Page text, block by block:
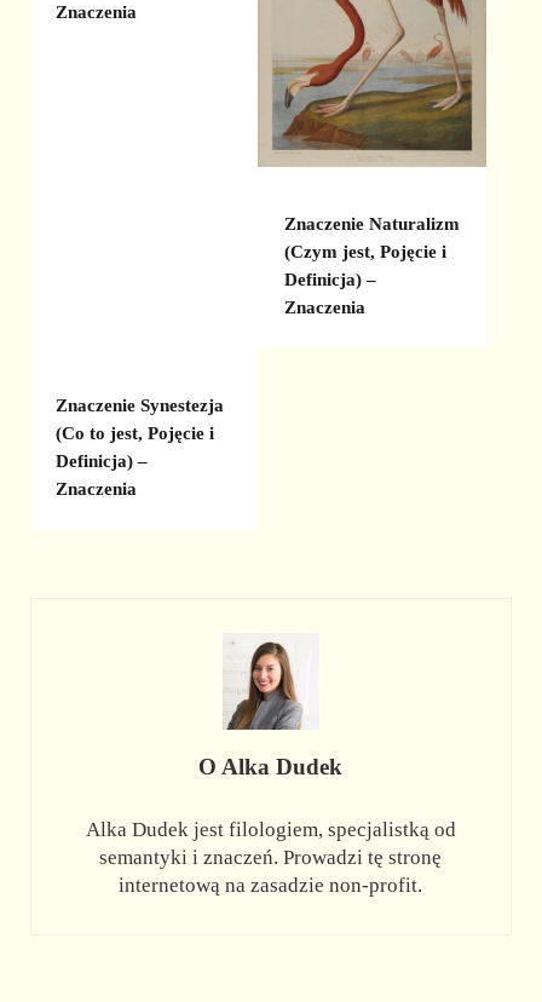
Znaczenia
Znaczenie Naturalizm
(Czym jest, Pojęcie i
Definicja) –
Znaczenia
Znaczenie Synestezja
(Co to jest, Pojęcie i
Definicja) –
Znaczenia
OAlka Dudek
Alka Dudek jest filologiem, specjalistką od
semantyki i znaczeń. Prowadzi tę stronę
internetową na zasadzie non-profit.